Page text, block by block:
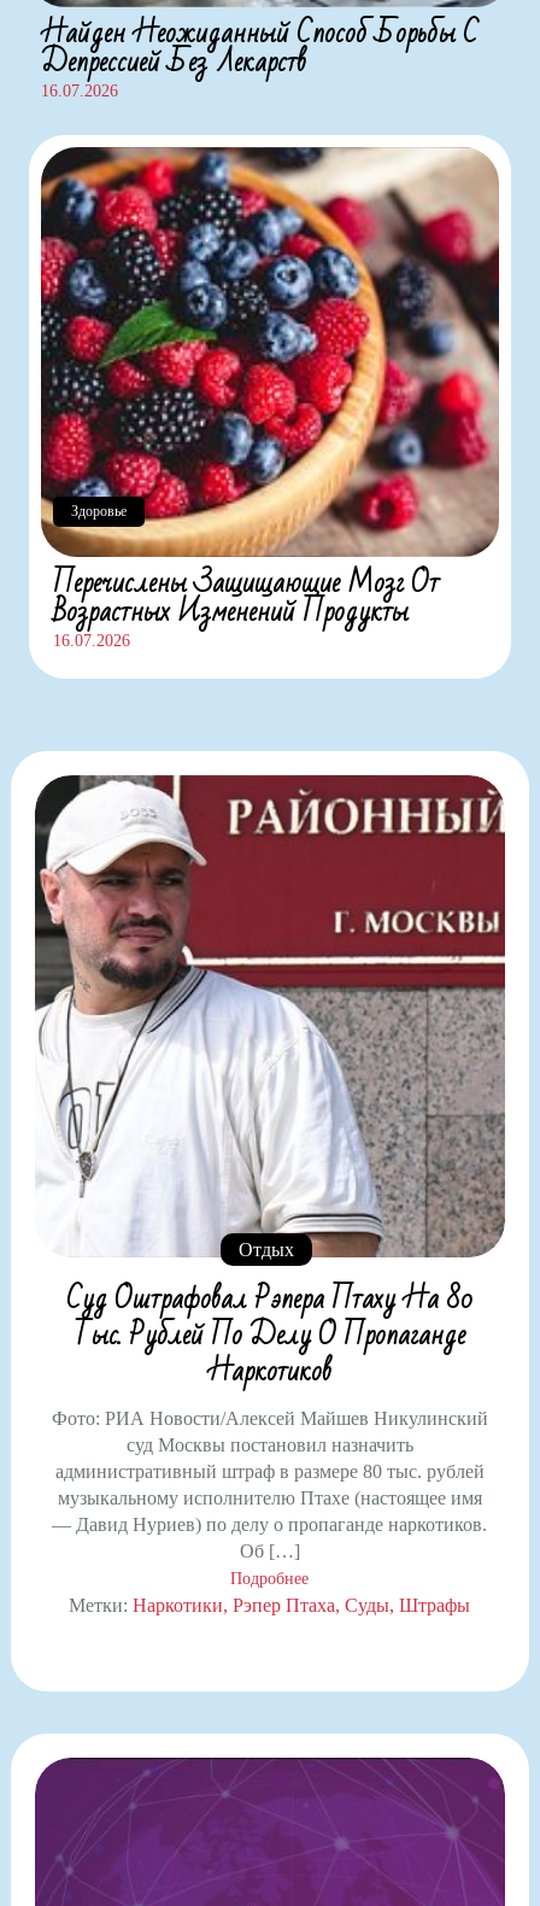
Найден Неожиданный Способ Борьбы С
Депрессией Без Лекарств
16.07.2026
Перечислены Защищающие Мозг От
Возрастных Изменений Продукты
16.07.2026
Здоровье
Отдых
Суд Оштрафовал Рэпера Птаху На 80
Тыс. Рублей По Делу О Пропаганде
Наркотиков
Фото: РИА Новости/Алексей Майшев Никулинский
суд Москвы постановил назначить
административный штраф в размере 80 тыс. рублей
музыкальному исполнителю Птахе (настоящее имя
— Давид Нуриев) по делу о пропаганде наркотиков.
Об […]
Подробнее
Метки:Наркотики Рэпер Птаха Суды Штрафы